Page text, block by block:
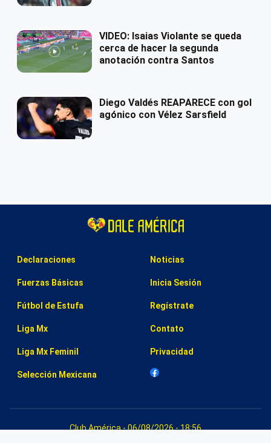
VIDEO: Isaias Violante se queda
cerca de hacer la segunda
anotación contra Santos
Diego Valdés REAPARECE con gol
agónico con Vélez Sarsfield
Declaraciones
Fuerzas Básicas
Fútbol de Estufa
Liga Mx
Liga Mx Feminil
Selección Mexicana
Noticias
Inicia Sesión
Regístrate
Contato
Privacidad
Club América - 06/08/2026 - 18:56